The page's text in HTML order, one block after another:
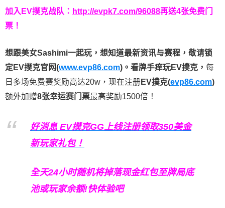
加入EV撲克战队： http://evpk7.com/96088再送4张免费门
票！
想跟美女Sashimi一起玩， 想知道最新资讯与赛程， 敬请锁
定EV撲克官网(www.evp86.com)。 看牌手痒玩EV撲克， 每
日多场免费赛奖励高达20w，现在注册 EV撲克(evp86.com)
额外加赠8张幸运赛门票最高奖励1500倍！
好消息 EV撲克GG上线注册领取350美金
新玩家礼包！
全天24小时随机将掉落现金红包至牌局底
池或玩家余额!快体验吧